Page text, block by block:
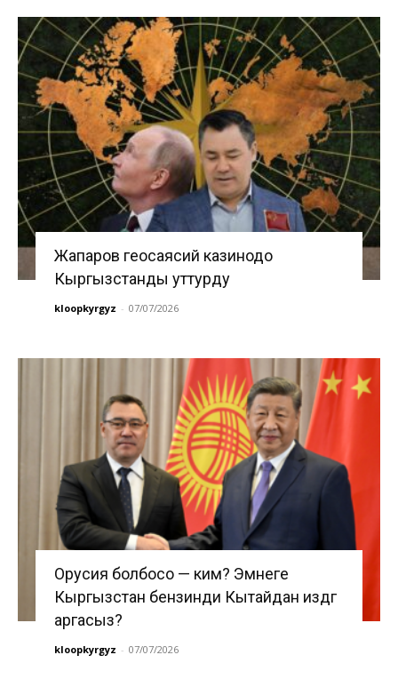
Жапаров геосаясий казинодо
Кыргызстанды уттурду
kloopkyrgyz - 07/07/2026
Орусия болбосо — ким? Эмнеге
Кыргызстан бензинди Кытайдан издөөгө
аргасыз?
kloopkyrgyz - 07/07/2026